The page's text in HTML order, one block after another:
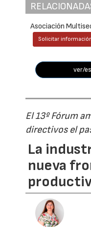
Asociación
Solicitar
ver/
El 13º Fórum
directivos el
La
nueva